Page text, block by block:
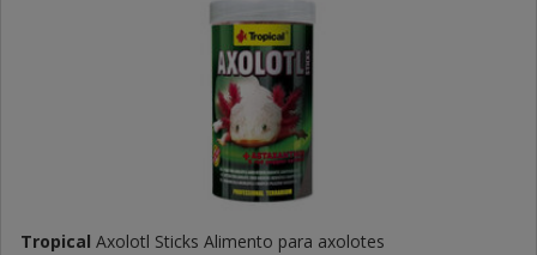
Tropical Axolotl Sticks Alimento para axolotes